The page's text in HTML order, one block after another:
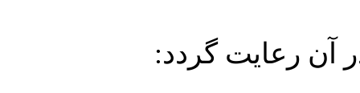
آن رعايت گردد: